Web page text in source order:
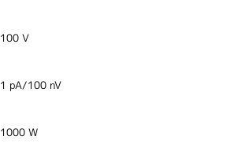
100 V
1 pA/100 nV
1000 W